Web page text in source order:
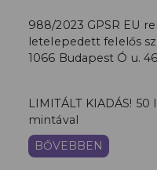
988/2023 GPSR EU
letelepedett felelős
1066 Budapest Ó u.
LIMITÁLT KIADÁS!
mintával
BŐVEBBEN